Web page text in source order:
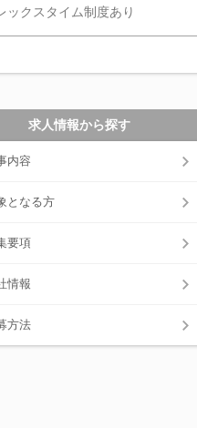
ックスタイム制度あり
求人情報から探す
内容
となる方
要項
情報
方法